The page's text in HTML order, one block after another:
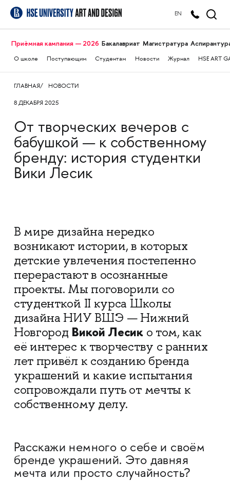
EN
Приёмная кампания — 2026 Бакалавриат Магистратура
О школе Поступающим Студентам Новости Журнал HSE ART
ГЛАВНАЯ НОВОСТИ
8 ДЕКАБРЯ 2025
От творческих вечеров с
бабушкой — к собственному
бренду: история студентки
Вики Лесик
В мире дизайна нередко
возникают истории, в которых
детские увлечения постепенно
перерастают в осознанные
проекты. Мы поговорили со
студенткой II курса Школы
дизайна НИУ ВШЭ — Нижний
Новгород Викой Лесик о том, как
её интерес к творчеству с ранних
лет привёл к созданию бренда
украшений и какие испытания
сопровождали путь от мечты к
собственному делу.
Расскажи немного о себе и своём
бренде украшений. Это давняя
мечта или просто случайность?